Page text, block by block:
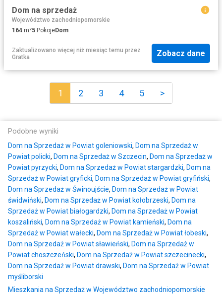
Dom na sprzedaż
Województwo zachodniopomorskie
164 m²5 PokojeDom
Zaktualizowano więcej niż miesiąc temu przez
Gratka
Zobacz dane
1 2 3 4 5 >
Podobne wyniki
Dom na Sprzedaż w Powiat goleniowski, Dom na Sprzedaż w
Powiat policki, Dom na Sprzedaż w Szczecin, Dom na Sprzedaż w
Powiat pyrzycki, Dom na Sprzedaż w Powiat stargardzki, Dom na
Sprzedaż w Powiat gryficki, Dom na Sprzedaż w Powiat gryfiński,
Dom na Sprzedaż w Świnoujście, Dom na Sprzedaż w Powiat
świdwiński, Dom na Sprzedaż w Powiat kołobrzeski, Dom na
Sprzedaż w Powiat białogardzki, Dom na Sprzedaż w Powiat
koszaliński, Dom na Sprzedaż w Powiat kamieński, Dom na
Sprzedaż w Powiat wałecki, Dom na Sprzedaż w Powiat łobeski,
Dom na Sprzedaż w Powiat sławieński, Dom na Sprzedaż w
Powiat choszczeński, Dom na Sprzedaż w Powiat szczecinecki,
Dom na Sprzedaż w Powiat drawski, Dom na Sprzedaż w Powiat
myśliborski
Mieszkania na Sprzedaż w Województwo zachodniopomorskie